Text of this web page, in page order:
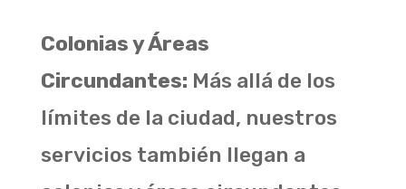
Colonias y Áreas
Circundantes: Más allá de los
límites de la ciudad, nuestros
servicios también llegan a